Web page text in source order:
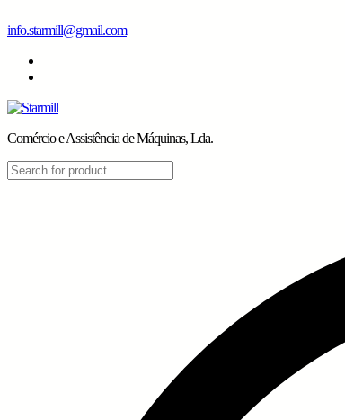
Skip
content
info.starmill@gmail.com
Comércio e Assistência de Máquinas, Lda.